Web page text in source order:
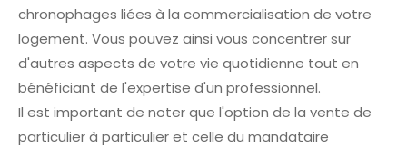
chronophages liées à la commercialisation de votre
logement. Vous pouvez ainsi vous concentrer sur
d'autres aspects de votre vie quotidienne tout en
bénéficiant de l'expertise d'un professionnel.
Il est important de noter que l'option de la vente de
particulier à particulier et celle du mandataire